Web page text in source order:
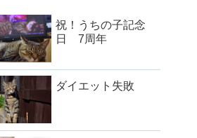
祝！うちの子記念
日 7周年
ダイエット失敗